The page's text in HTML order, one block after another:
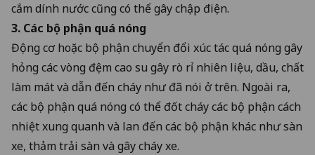
cắm dính nước cũng có thể gây chập điện.
3. Các bộ phận quá nóng
Động cơ hoặc bộ phận chuyển đổi xúc tác quá nóng gây
hỏng các vòng đệm cao su gây rò rỉ nhiên liệu, dầu, chất
làm mát và dẫn đến cháy như đã nói ở trên. Ngoài ra,
các bộ phận quá nóng có thể đốt cháy các bộ phận cách
nhiệt xung quanh và lan đến các bộ phận khác như sàn
xe, thảm trải sàn và gây cháy xe.